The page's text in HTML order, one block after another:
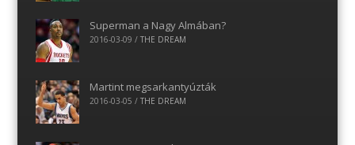
Superman a Nagy Almában?
2016-03-09 / THE DREAM
Martint megsarkantyúzták
2016-03-05 / THE DREAM